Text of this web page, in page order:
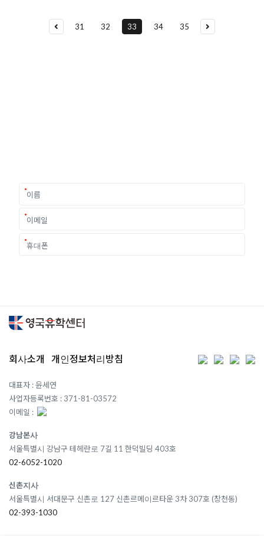
31 32 33 34 35
회사소개 개인정보처리방침
대표자 : 윤세연
사업자등록번호 : 371-81-03572
이메일 :
강남본사
서울특별시 강남구 테헤란로 7길 11 한덕빌딩 403호
02-6052-1020
신촌지사
서울특별시 서대문구 신촌로 127 신촌르메이르타운 3차 307호 (창천동)
02-393-1030